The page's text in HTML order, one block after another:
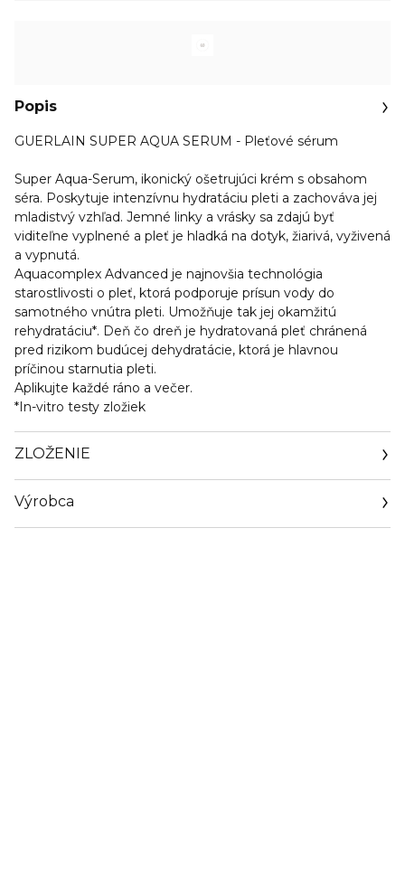
Popis
GUERLAIN SUPER AQUA SERUM - Pleťové sérum
Super Aqua-Serum, ikonický ošetrujúci krém s obsahom
séra. Poskytuje intenzívnu hydratáciu pleti a zachováva jej
mladistvý vzhľad. Jemné linky a vrásky sa zdajú byť
viditeľne vyplnené a pleť je hladká na dotyk, žiarivá, vyživená
a vypnutá.
Aquacomplex Advanced je najnovšia technológia
starostlivosti o pleť, ktorá podporuje prísun vody do
samotného vnútra pleti. Umožňuje tak jej okamžitú
rehydratáciu*. Deň čo dreň je hydratovaná pleť chránená
pred rizikom budúcej dehydratácie, ktorá je hlavnou
príčinou starnutia pleti.
Aplikujte každé ráno a večer.
*In-vitro testy zložiek
ZLOŽENIE
Výrobca